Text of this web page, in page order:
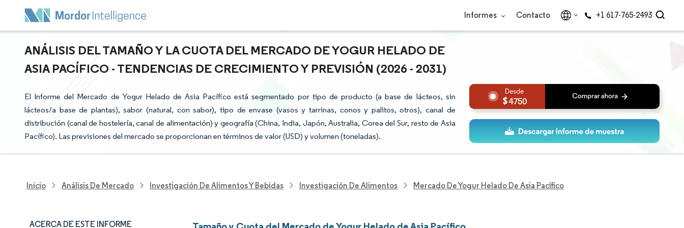
Informes Contacto +1 617-765-2493
ANÁLISIS DEL TAMAÑO Y LA CUOTA DEL MERCADO DE YOGUR HELADO DE
ASIA PACÍFICO - TENDENCIAS DE CRECIMIENTO Y PREVISIÓN (2026 - 2031)
El Informe del Mercado de Yogur Helado de Asia Pacífico está segmentado por tipo de producto (a base de lácteos, sin
lácteos/a base de plantas), sabor (natural, con sabor), tipo de envase (vasos y tarrinas, conos y palitos, otros), canal de
distribución (canal de hostelería, canal de alimentación) y geografía (China, India, Japón, Australia, Corea del Sur, resto de Asia
Pacífico). Las previsiones del mercado se proporcionan en términos de valor (USD) y volumen (toneladas).
4750
Inicio Análisis De Mercado Investigación De Alimentos Y Bebidas Investigación De Alimentos Mercado De Yogur Helado De Asia Pacífico
ACERCA DE ESTE INFORME